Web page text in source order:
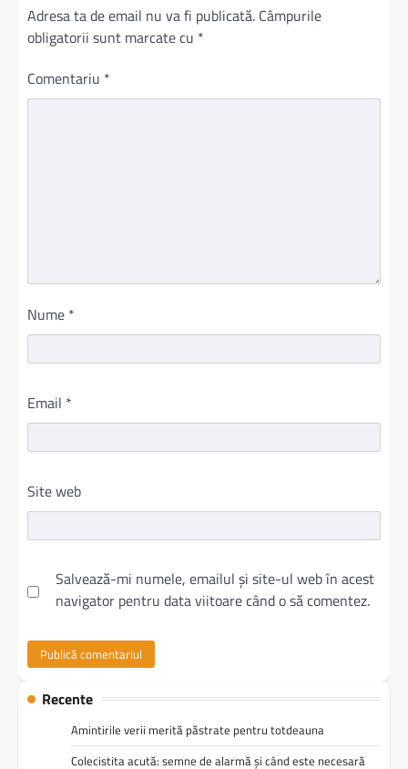
Adresa ta de email nu va fi publicată. Câmpurile
obligatorii sunt marcate cu *
Comentariu *
Nume *
Email *
Site web
Salvează-mi numele, emailul și site-ul web în acest
navigator pentru data viitoare când o să comentez.
Recente
Amintirile verii merită păstrate pentru totdeauna
Colecistita acută: semne de alarmă și când este necesară